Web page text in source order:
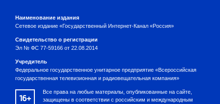
Наименование издания
Сетевое издание «Государственный Интернет-Канал «Россия»
Свидетельство о регистрации
Эл № ФС 77-59166 от 22.08.2014
Учредитель
Федеральное государственное унитарное предприятие «Всероссийская
государственная телевизионная и радиовещательная компания»
16+
Все права на любые материалы, опубликованные на сайте,
защищены в соответствии с российским и международным